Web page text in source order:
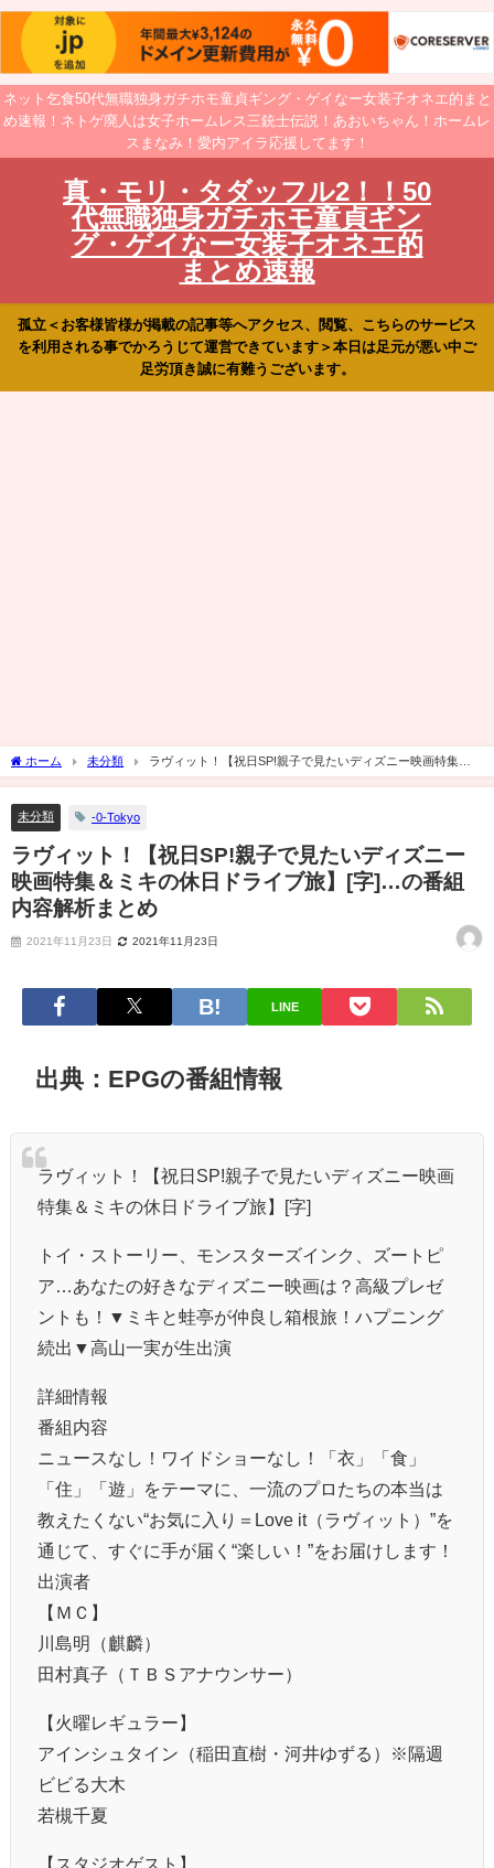
ネット乞食50代無職独身ガチホモ童貞ギング・ゲイなー女装子オネエ的まと
め速報！ネトゲ廃人は女子ホームレス三銃士伝説！あおいちゃん！ホームレ
スまなみ！愛内アイラ応援してます！
真・モリ・タダッフル2！！50
代無職独身ガチホモ童貞ギン
グ・ゲイなー女装子オネエ的
まとめ速報
孤立＜お客様皆様が掲載の記事等へアクセス、閲覧、こちらのサービス
を利用される事でかろうじて運営できています＞本日は足元が悪い中ご
足労頂き誠に有難うございます。
ホーム 未分類
ラヴィット！【祝日SP!親子で見たいディズニー映画特集＆
ミキの休日ドライブ旅】[字]…の番組内容解析まとめ
未分類 -0-Tokyo
ラヴィット！【祝日SP!親子で見たいディズニー
映画特集＆ミキの休日ドライブ旅】[字]…の番組
内容解析まとめ
2021年11月23日 2021年11月23日
LINE
出典：EPGの番組情報
ラヴィット！【祝日SP!親子で見たいディズニー映画
特集＆ミキの休日ドライブ旅】[字]
トイ・ストーリー、モンスターズインク、ズートピ
ア…あなたの好きなディズニー映画は？高級プレゼ
ントも！▼ミキと蛙亭が仲良し箱根旅！ハプニング
続出▼高山一実が生出演
詳細情報
番組内容
ニュースなし！ワイドショーなし！「衣」「食」
「住」「遊」をテーマに、一流のプロたちの本当は
教えたくない“お気に入り＝Love it（ラヴィット）”を
通じて、すぐに手が届く“楽しい！”をお届けします！
出演者
【ＭＣ】
川島明（麒麟）
田村真子（ＴＢＳアナウンサー）
【火曜レギュラー】
アインシュタイン（稲田直樹・河井ゆずる）※隔週
ビビる大木
若槻千夏
【スタジオゲスト】